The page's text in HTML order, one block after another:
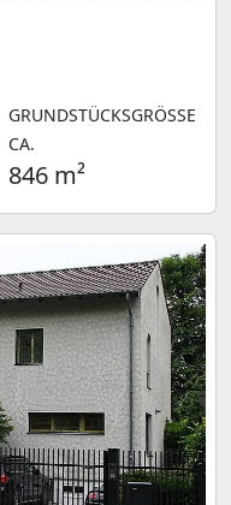
GRUNDSTÜCKSGRÖSSE C
A.
846 m²